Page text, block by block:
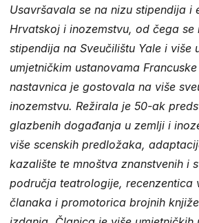
Usavršavala se na nizu stipendija i
Hrvatskoj i inozemstvu, od čega se
stipendija na Sveučilištu Yale i više
umjetničkim ustanovama
nastavnica je gostovala na više
inozemstvu. Režirala je 50-ak
glazbenih događanja u zemlji i
više scenskih predložaka,
kazalište te mnoštva znanstvenih i
područja teatrologije, recenzentica
članaka i promotorica brojnih